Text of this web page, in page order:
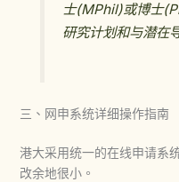
士(MPhil)或博士
研究计划和与潜在
三、网申系统详细操作指南
港大采用统一的在线申请系
改余地很小。